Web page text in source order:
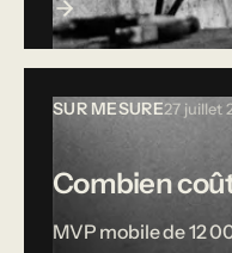
SUR MESURE27 juillet
Combien
MVP mobile de 12